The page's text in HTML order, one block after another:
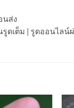
นส่ง
ดเต็ม | รูดออนไลน์